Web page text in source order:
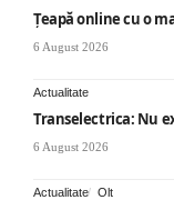
Țeapă online cu o
6 August 2026
Actualitate
Transelectrica: Nu
6 August 2026
Actualitate Olt